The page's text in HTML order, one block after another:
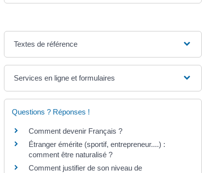
Textes de référence
Services en ligne et formulaires
Questions ? Réponses !
Comment devenir Français ?
Étranger émérite (sportif, entrepreneur....) :
comment être naturalisé ?
Comment justifier de son niveau de